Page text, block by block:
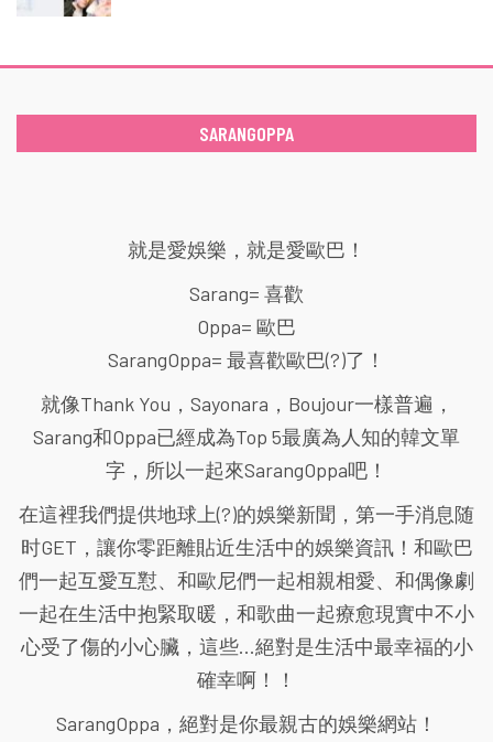
SARANGOPPA
就是愛娛樂，就是愛歐巴！
Sarang= 喜歡
Oppa= 歐巴
SarangOppa= 最喜歡歐巴(?)了！
就像Thank You，Sayonara，Boujour一樣普遍，
Sarang和Oppa已經成為Top 5最廣為人知的韓文單
字，所以一起來SarangOppa吧！
在這裡我們提供地球上(?)的娛樂新聞，第一手消息随
时GET，讓你零距離貼近生活中的娛樂資訊！和歐巴
們一起互愛互懟、和歐尼們一起相親相愛、和偶像劇
一起在生活中抱緊取暖，和歌曲一起療愈現實中不小
心受了傷的小心臟，這些...絕對是生活中最幸福的小
確幸啊！！
SarangOppa，絕對是你最親古的娛樂網站！